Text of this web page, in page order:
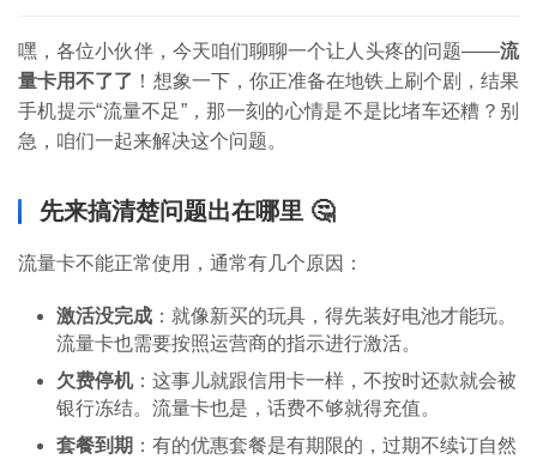
嘿，各位小伙伴，今天咱们聊聊一个让人头疼的问题——流
量卡用不了了 ！想象一下，你正准备在地铁上刷个剧，结果
手机提示“流量不足”，那一刻的心情是不是比堵车还糟？别
急，咱们一起来解决这个问题。
先来搞清楚问题出在哪里 🤔
流量卡不能正常使用，通常有几个原因：
激活没完成 ：就像新买的玩具，得先装好电池才能玩。
流量卡也需要按照运营商的指示进行激活。
欠费停机：这事儿就跟信用卡一样，不按时还款就会被
银行冻结。流量卡也是，话费不够就得充值。
套餐到期 ：有的优惠套餐是有期限的，过期不续订自然